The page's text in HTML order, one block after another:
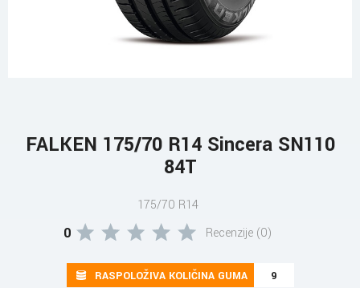
FALKEN 175/70 R14 Sincera SN110
84T
175/70 R14
0 Recenzije (0)
RASPOLOŽIVA KOLIČINA GUMA 9